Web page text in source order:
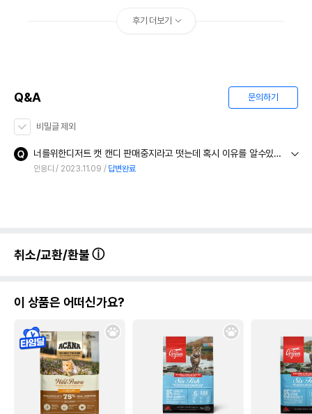
후기 더보기
Q&A 문의하기
비밀글 제외
너를위한디저트 캣 캔디 판매중지라고 떳는데 혹시 이유를 알수있을까요? 성분 이슈라던지 뭔가 안좋은 이슈가있는거면 안주려고요ㅠㅠ
안응디 2023.11.09 답변완료
취소/교환/환불
이 상품은 어떠신가요?